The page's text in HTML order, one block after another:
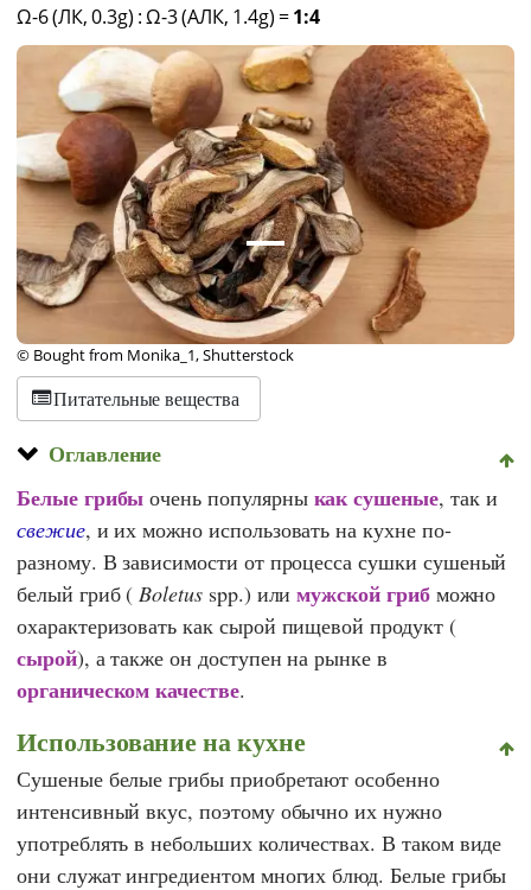
Ω-6 (ЛК, 0.3g) :Ω-3 (АЛК, 1.4g) =1:4
© Bought from Monika_1, Shutterstock
Питательные вещества
Оглавление
Белые грибы очень популярны как сушеные, так и
свежие, и их можно использовать на кухне по-
разному. В зависимости от процесса сушки сушеный
белый гриб ( Boletusspp.) илимужской грибможно
охарактеризовать как сырой пищевой продукт (
сырой), а также он доступен на рынке в
органическом качестве.
Использование на кухне
Сушеные белые грибы приобретают особенно
интенсивный вкус, поэтому обычно их нужно
употреблять в небольших количествах. В таком виде
они служат ингредиентом многих блюд. Белые грибы